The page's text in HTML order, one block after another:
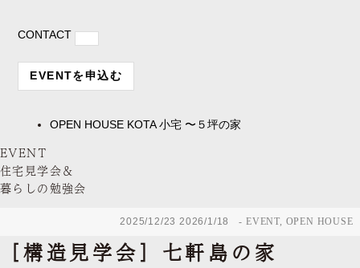
CONTACT
EVENTを申込む
OPEN HOUSE KOTA 小宅 〜５坪の家
EVENT
住宅見学会＆
暮らしの勉強会
2025/12/23 2026/1/18 EVENT, OPEN HOUSE
［構造見学会］七軒島の家